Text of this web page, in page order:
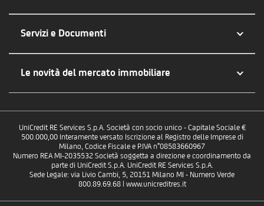
Servizi e Documenti
Le novità del mercato immobiliare
UniCredit RE Services S.p.A. Società con socio unico - Capitale Sociale €
500.000,00 Interamente versato Iscrizione al Registro delle Imprese di
Milano, Codice Fiscale e P.IVA n°08583660967
Numero REA MI-2035532 Società soggetta a direzione e coordinamento da
parte di UniCredit S.p.A. UniCredit RE Services S.p.A.
Sede Legale: via Livio Cambi, 5, 20151 Milano MI - Numero Verde
800.89.69.68 | www.unicreditres.it